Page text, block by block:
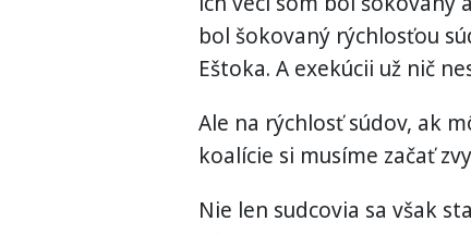
bol šokovaný rýchlosťou
Eštoka. A exekúcii už nič
Ale na rýchlosť súdov, ak
koalície si musíme začať
Nie len sudcovia sa však